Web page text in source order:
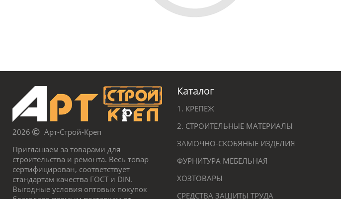
2026
Арт-Строй-Креп
Приглашаем за товарами для
строительства и ремонта. Весь товар
сертифицирован, соответствует
стандартам качества ГОСТ и DIN.
Выгодные условия оптовых покупок
Каталог
1. КРЕПЕЖ
2. СТРОИТЕЛЬНЫЕ МАТЕРИАЛЫ
ЗАМОЧНО-СКОБЯНЫЕ ИЗДЕЛИЯ
ФУРНИТУРА МЕБЕЛЬНАЯ
ХОЗТОВАРЫ
СРЕДСТВА ЗАЩИТЫ ТРУДА